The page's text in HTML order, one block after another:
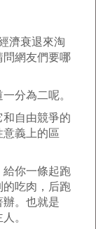
濟衰退來淘
問網友們要哪
分為二呢。
自由競爭的
義上的區
給你一條起跑
的吃肉，后跑
。也就是
。